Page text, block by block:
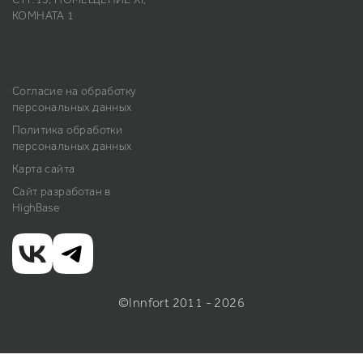
КОМНАТА 1
Согласие на обработку
персональных данных
Политика обработки
персональных данных
Карта сайта
Сайт разработан в
HighBase
©Innfort 2011 - 2026